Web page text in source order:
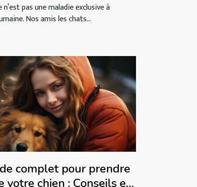
de l'alimentation
pas une maladie exclusive à
Nos amis les chats...
complet pour prendre
votre chien : Conseils et